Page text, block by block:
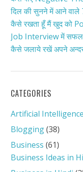
दिल की सुनने में आने
कैसे रखता हूँ मैं खुद को
Job Interview में
कैसे जलाये रखें अपने
CATEGORIES
Artificial Intelligence
Blogging(38)
Business (61)
Business Ideas in